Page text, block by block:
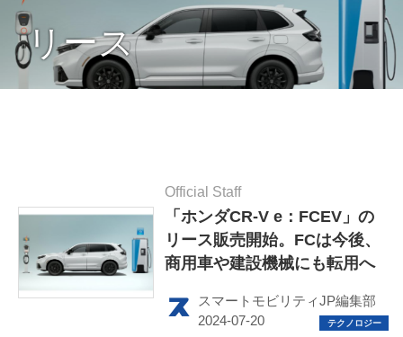
リース
Official Staff
「ホンダCR-V e：FCEV」の
リース販売開始。FCは今後、
商用車や建設機械にも転用へ
スマートモビリティJP編集部